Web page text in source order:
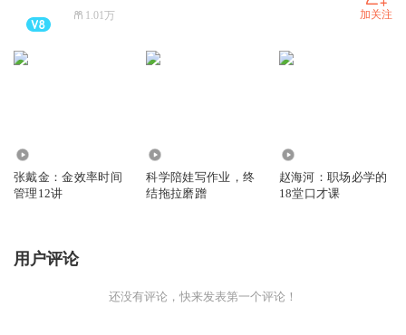
1.01万 加关注
张戴金：金效率时间
管理12讲
科学陪娃写作业，终
结拖拉磨蹭
赵海河：职场必学的
18堂口才课
用户评论
还没有评论，快来发表第一个评论！